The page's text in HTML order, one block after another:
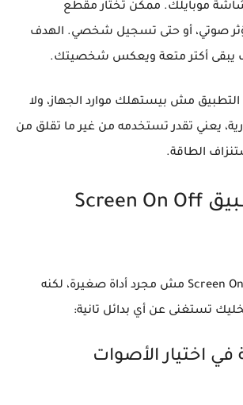
موبايلك. ممكن تختار مقطع
صوتي، أو حتى تسجيل شخصي. الهدف
يبقى أكتر متعة ويعكس شخصيتك.
التطبيق مش بيستهلك موارد الجهاز، ولا
يعني تقدر تستخدمه من غير ما تقلق من
الطاقة.
مميزات تطبيق Screen On Off
Screen مش مجرد أداة صغيرة، لكنه
تستغنى عن أي بدائل تانية: